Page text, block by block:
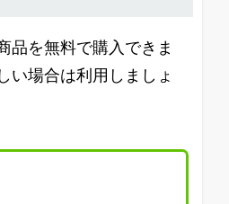
品を無料で購入できま
い場合は利用しましょ